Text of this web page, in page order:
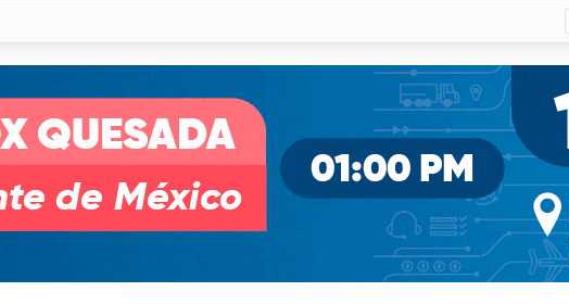
de Circuito Potosí en la movilidad de Villa de Pozos